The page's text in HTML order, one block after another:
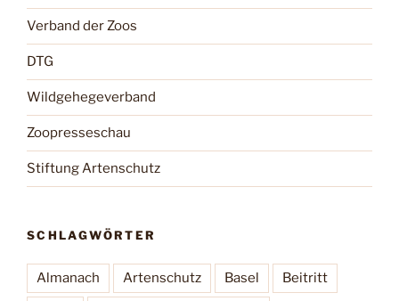
Verband der Zoos
DTG
Wildgehegeverband
Zoopresseschau
Stiftung Artenschutz
SCHLAGWÖRTER
Almanach Artenschutz Basel Beitritt